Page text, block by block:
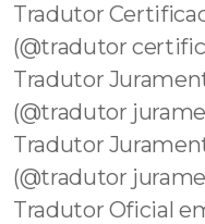
Tradutor
(@tradutor
Tradutor
(@tradutor
Tradutor
(@tradutor
Tradutor Oficial